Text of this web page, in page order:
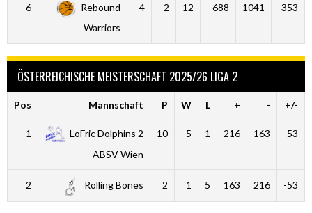
6
Rebound
Warriors
4 2 12 688 1041 -353
ÖSTERREICHISCHE MEISTERSCHAFT 2025/26 LIGA 2
Pos Mannschaft P W L + - +/-
1
LoFric Dolphins 2
ABSV Wien
10 5 1 216 163 53
2 Rolling Bones 2 1 5 163 216 -53